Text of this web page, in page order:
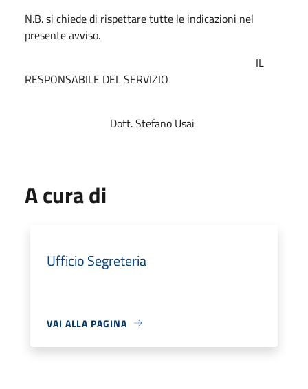
N.B. si chiede di rispettare tutte le indicazioni nel
presente avviso.
IL
RESPONSABILE DEL SERVIZIO
Dott. Stefano Usai
A cura di
Ufficio Segreteria
VAI ALLA PAGINA